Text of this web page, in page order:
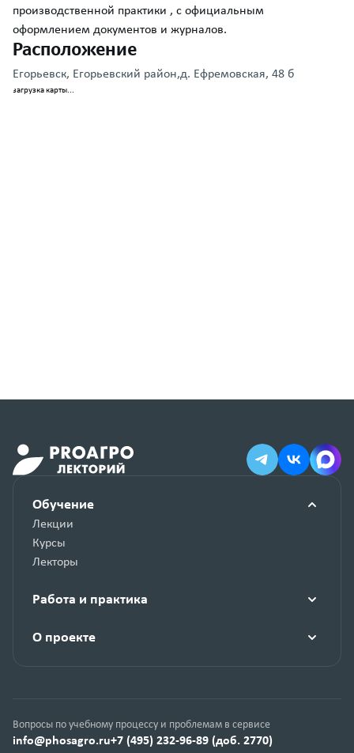
производственной практики , с официальным
оформлением документов и журналов.
Расположение
Егорьевск, Егорьевский район,д. Ефремовская, 48 б
загрузка карты...
Обучение
Лекции
Курсы
Лекторы
Работа и практика
О проекте
Вопросы по учебному процессу и проблемам в сервисе
info@phosagro.ru+7 (495) 232-96-89 (доб. 2770)